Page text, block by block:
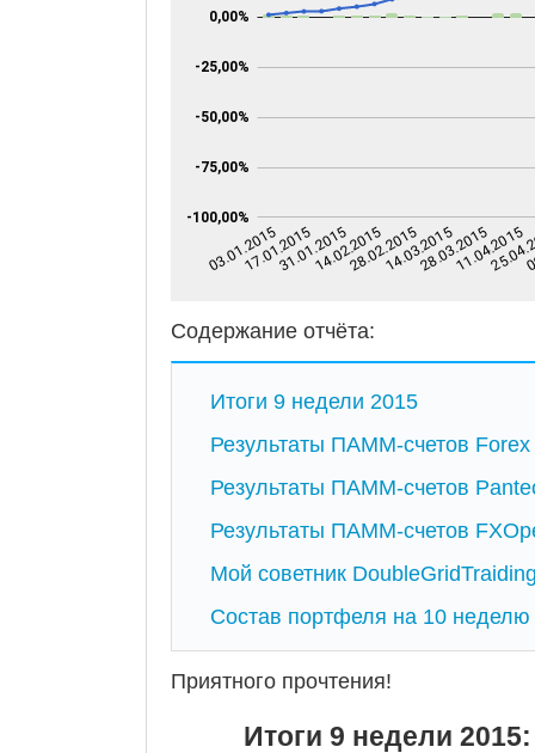
Содержание отчёта:
Итоги 9 недели 2015
Результаты ПАММ-счетов Forex
Результаты ПАММ-счетов
Результаты ПАММ-счетов
Мой советник
Состав портфеля на 10 неделю
Приятного прочтения!
Итоги 9 недели